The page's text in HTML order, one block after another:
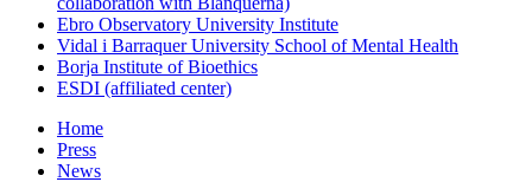
Ebro Observatory University Institute
Vidal i Barraquer University School of Mental Health
Borja Institute of Bioethics
ESDI (affiliated center)
Home
Press
News